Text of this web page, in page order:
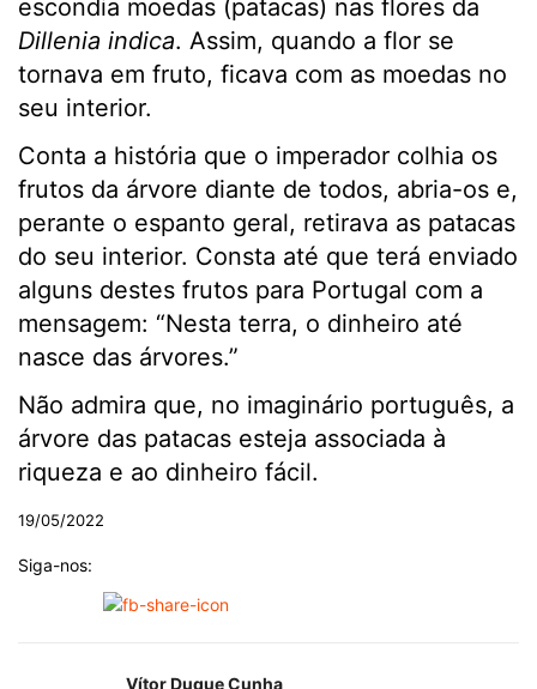
escondia moedas (patacas) nas flores da
Dillenia indica. Assim, quando a flor se
tornava em fruto, ficava com as moedas no
seu interior.
Conta a história que o imperador colhia os
frutos da árvore diante de todos, abria-os e,
perante o espanto geral, retirava as patacas
do seu interior. Consta até que terá enviado
alguns destes frutos para Portugal com a
mensagem: “Nesta terra, o dinheiro até
nasce das árvores.”
Não admira que, no imaginário português, a
árvore das patacas esteja associada à
riqueza e ao dinheiro fácil.
19/05/2022
Siga-nos:
Vítor Duque Cunha